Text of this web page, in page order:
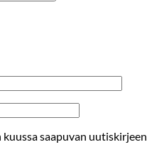
saapuvan uutiskirjeen.